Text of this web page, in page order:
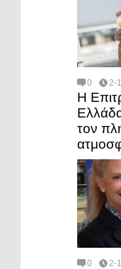
0 2-
Η
τον
0 2-